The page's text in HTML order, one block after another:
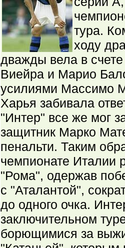
тура.
ходу
дважды вела в
Виейра и Марио
усилиями Массимо
Харья забивала
"Интер" все же мог
защитник Марко
пенальти. Таким
чемпионате Италии
"Рома", одержав
с "Аталантой",
до одного очка.
заключительном
борющимися за